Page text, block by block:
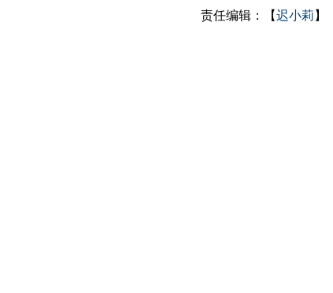
责任编辑：【迟小莉 】